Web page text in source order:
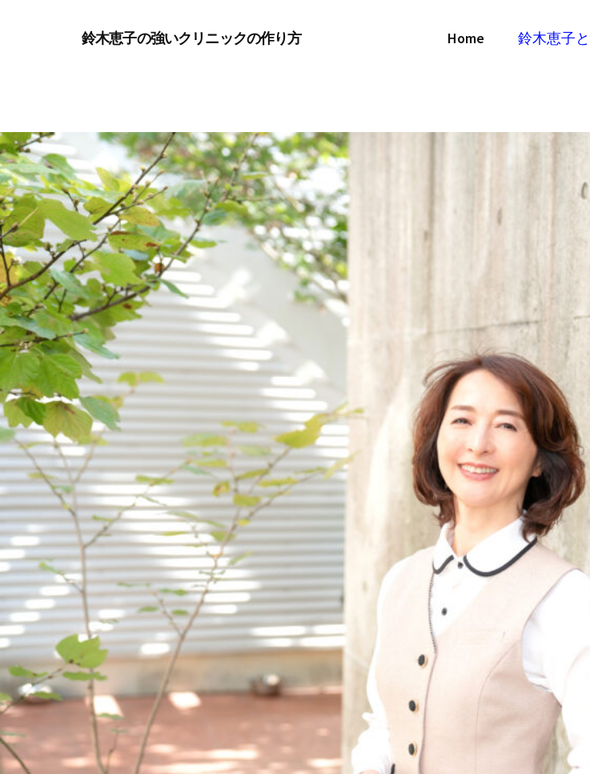
鈴木恵子の強いクリニックの作り方
ッ
ク
マ
ー
ケ
テ
ィ
ン
グ
Home 鈴木恵子